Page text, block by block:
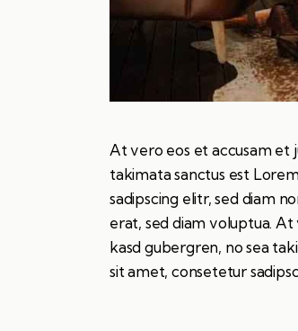
At vero eos et accusam et
takimata sanctus est
sadipscing elitr, sed diam
erat, sed diam voluptua.
kasd gubergren, no sea
sit amet, consetetur